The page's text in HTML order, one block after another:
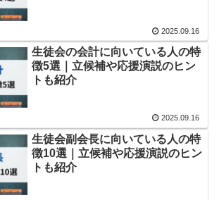
2025.09.16
生徒会の会計に向いている人の特
徴5選｜立候補や応援演説のヒン
トも紹介
2025.09.16
生徒会副会長に向いている人の特
徴10選｜立候補や応援演説のヒン
トも紹介